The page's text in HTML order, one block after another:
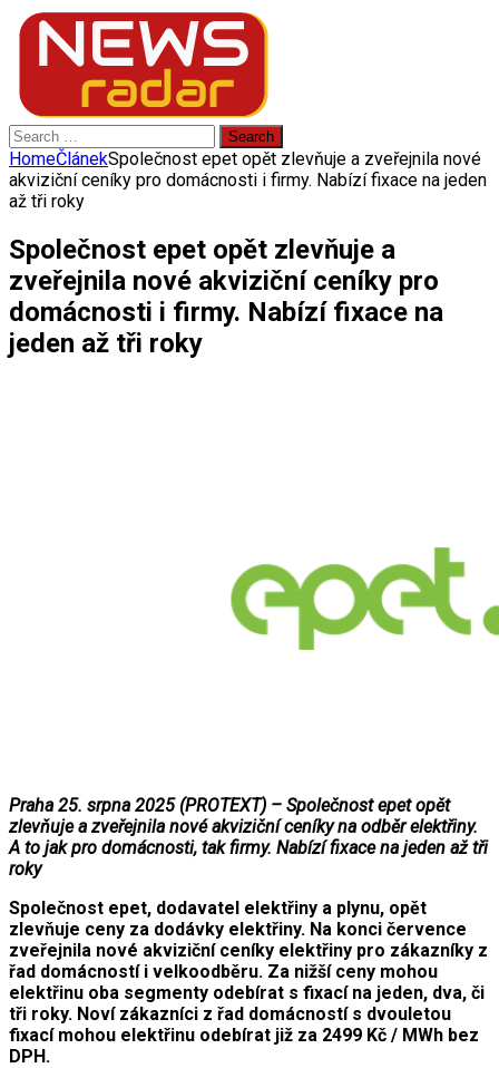
Search
for:
HomeČlánekSpolečnost epet opět zlevňuje a zveřejnila nové
akviziční ceníky pro domácnosti i firmy. Nabízí fixace na jeden
až tři roky
Společnost epet opět zlevňuje a
zveřejnila nové akviziční ceníky pro
domácnosti i firmy. Nabízí fixace na
jeden až tři roky
Praha 25. srpna 2025 (PROTEXT) – Společnost epet opět
zlevňuje a zveřejnila nové akviziční ceníky na odběr elektřiny.
A to jak pro domácnosti, tak firmy. Nabízí fixace na jeden až tři
roky
Společnost epet, dodavatel elektřiny a plynu, opět
zlevňuje ceny za dodávky elektřiny. Na konci července
zveřejnila nové akviziční ceníky elektřiny pro zákazníky z
řad domácností i velkoodběru. Za nižší ceny mohou
elektřinu oba segmenty odebírat s fixací na jeden, dva, či
tři roky. Noví zákazníci z řad domácností s dvouletou
fixací mohou elektřinu odebírat již za 2499 Kč / MWh bez
DPH.